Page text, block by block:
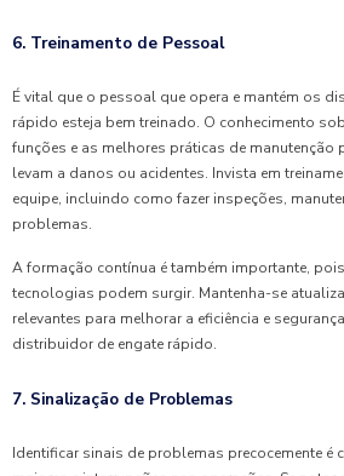
6. Treinamento de Pessoal
É vital que o pessoal que opera e mantém os
rápido esteja bem treinado. O conhecimento
funções e as melhores práticas de manutenção
levam a danos ou acidentes. Invista em
equipe, incluindo como fazer inspeções,
problemas.
A formação contínua é também importante,
tecnologias podem surgir. Mantenha-se
relevantes para melhorar a eficiência e
distribuidor de engate rápido.
7. Sinalização de Problemas
Identificar sinais de problemas precocemente é